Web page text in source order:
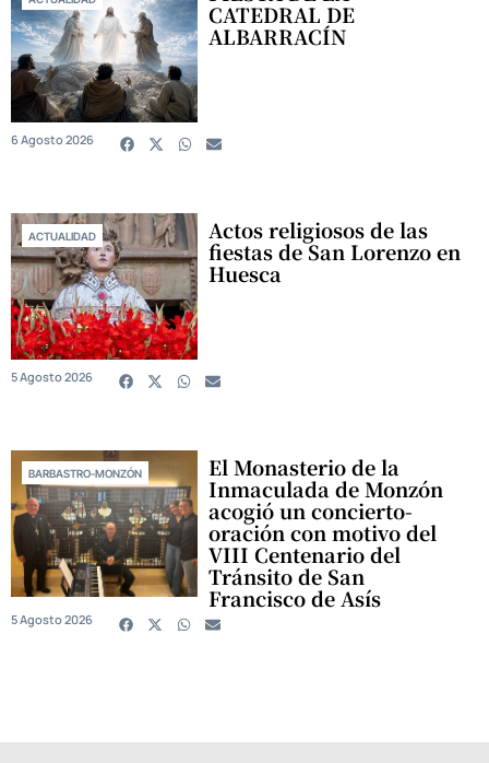
CATEDRAL DE
ALBARRACÍN
6 Agosto 2026
ACTUALIDAD Actos religiosos de las
fiestas de San Lorenzo en
Huesca
5 Agosto 2026
BARBASTRO-MONZÓN El Monasterio de la
Inmaculada de Monzón
acogió un concierto-
oración con motivo del
VIII Centenario del
Tránsito de San
Francisco de Asís
5 Agosto 2026